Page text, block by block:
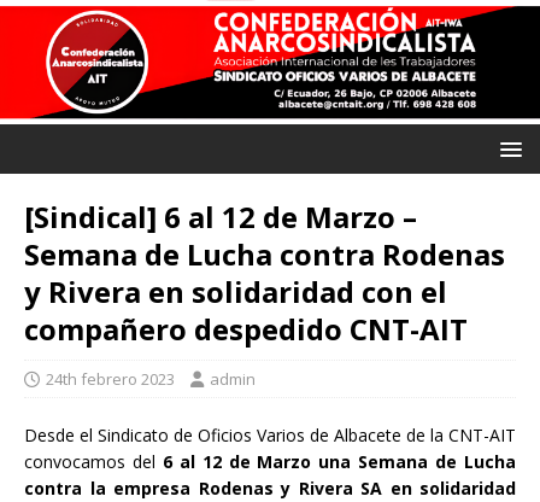
[Sindical] 6 al 12 de Marzo –
Semana de Lucha contra Rodenas
y Rivera en solidaridad con el
compañero despedido CNT-AIT
24th febrero 2023 admin
Desde el Sindicato de Oficios Varios de Albacete de la CNT-AIT
convocamos del 6 al 12 de Marzo una Semana de Lucha
contra la empresa Rodenas y Rivera SA en solidaridad